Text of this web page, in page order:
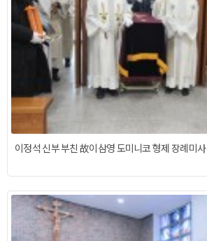
이정석 신부 부친 故이삼영 도미니코 형제 장례미사